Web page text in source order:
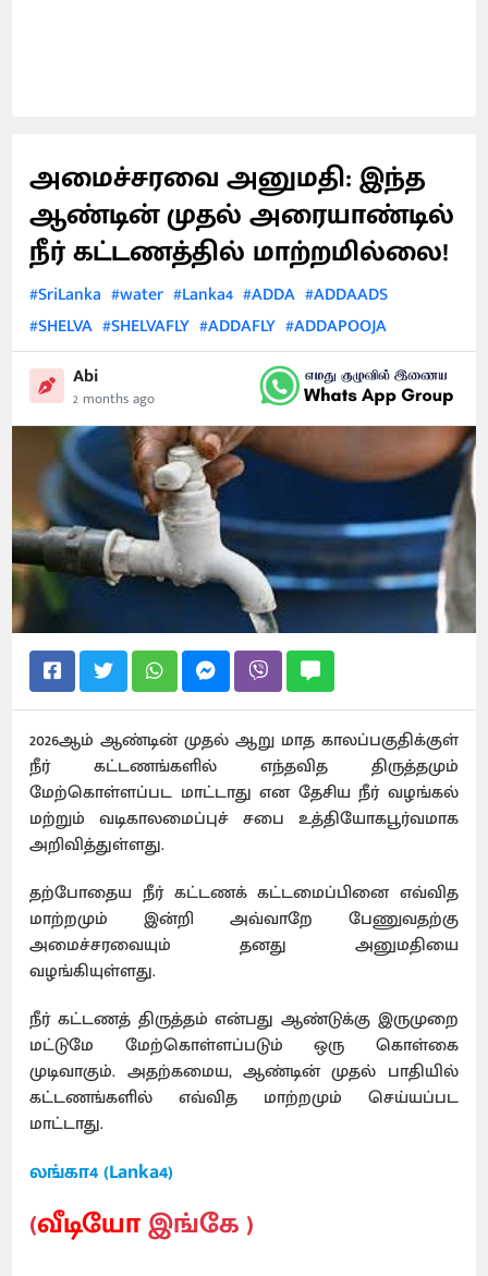
அமைச்சரவை அனுமதி: இந்த
ஆண்டின் முதல் அரையாண்டில்
நீர் கட்டணத்தில் மாற்றமில்லை!
#SriLanka #water #Lanka4 #ADDA #ADDAADS
#SHELVA #SHELVAFLY #ADDAFLY #ADDAPOOJA
Abi
2 months ago
2026ஆம் ஆண்டின் முதல் ஆறு மாத காலப்பகுதிக்குள்
நீர் கட்டணங்களில் எந்தவித திருத்தமும்
மேற்கொள்ளப்பட மாட்டாது என தேசிய நீர் வழங்கல்
மற்றும் வடிகாலமைப்புச் சபை உத்தியோகபூர்வமாக
அறிவித்துள்ளது.
தற்போதைய நீர் கட்டணக் கட்டமைப்பினை எவ்வித
மாற்றமும் இன்றி அவ்வாறே பேணுவதற்கு
அமைச்சரவையும் தனது அனுமதியை
வழங்கியுள்ளது.
நீர் கட்டணத் திருத்தம் என்பது ஆண்டுக்கு இருமுறை
மட்டுமே மேற்கொள்ளப்படும் ஒரு கொள்கை
முடிவாகும். அதற்கமைய, ஆண்டின் முதல் பாதியில்
கட்டணங்களில் எவ்வித மாற்றமும் செய்யப்பட
மாட்டாது.
லங்கா4 (Lanka4)
(வீடியோஇங்கே )